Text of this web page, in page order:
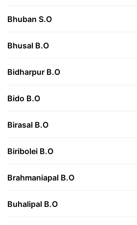
Bhuban S.O
Bhusal B.O
Bidharpur B.O
Bido B.O
Birasal B.O
Biribolei B.O
Brahmaniapal B.O
Buhalipal B.O